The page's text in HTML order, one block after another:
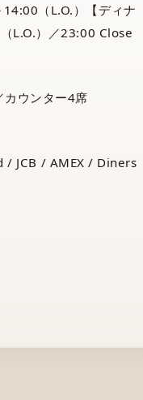
（L.O.）【ディナ
L.O.）／23:00 Close
ウンター4席
/ JCB / AMEX / Diners